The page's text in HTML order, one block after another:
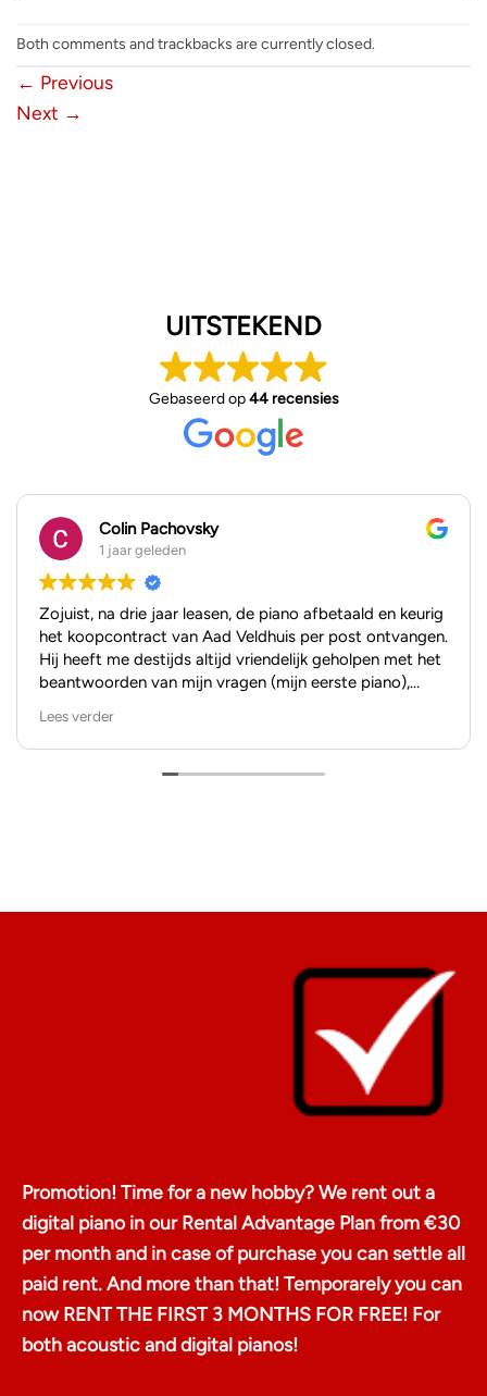
Both comments and trackbacks are currently closed.
← Previous
Next →
UITSTEKEND
Gebaseerd op44 recensies
Colin Pachovsky
1 jaar geleden
Zojuist, na drie jaar leasen, de piano afbetaald en keurig
het koopcontract van Aad Veldhuis per post ontvangen.
Hij heeft me destijds altijd vriendelijk geholpen met het
beantwoorden van mijn vragen (mijn eerste piano),
ervaren.
Lees verder
Promotion! Time for a new hobby? We rent out a
digital piano in our Rental Advantage Plan from €30
per month and in case of purchase you can settle all
paid rent. And more than that! Temporarely you can
now RENT THE FIRST 3 MONTHS FOR FREE! For
both acoustic and digital pianos!